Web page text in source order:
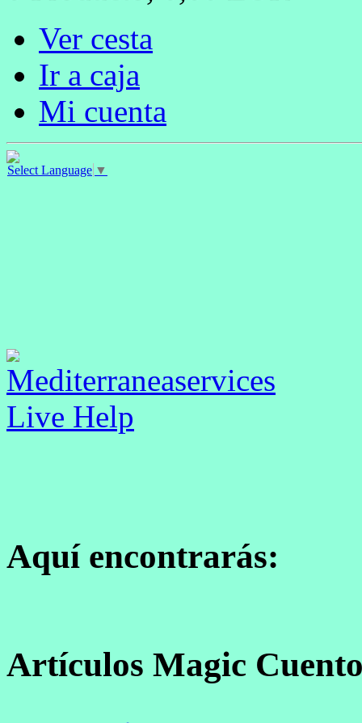
Ver cesta
Ir a caja
Mi cuenta
Select Language ▼
Aquí encontrarás:
Artículos Magic